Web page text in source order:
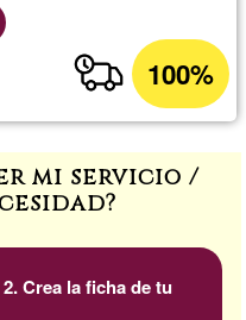
100%
mi servicio /
2. Crea la ficha de tu